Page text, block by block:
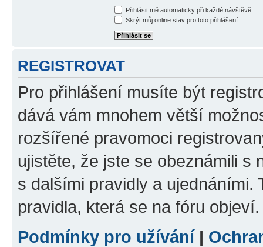
Přihlásit mě automaticky při každé návštěvě
Skrýt můj online stav pro toto přihlášení
REGISTROVAT
Pro přihlášení musíte být
dává vám mnohem větší
rozšířené pravomoci
ujistěte, že jste se obeznámili s
s dalšími pravidly a ujednáními.
pravidla, která se na fóru objeví.
Podmínky pro užívání|